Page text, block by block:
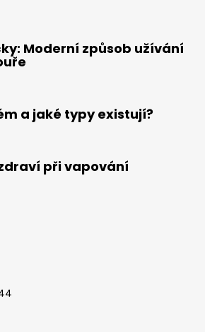
Moderní způsob užívání
a jaké typy existují?
při vapování